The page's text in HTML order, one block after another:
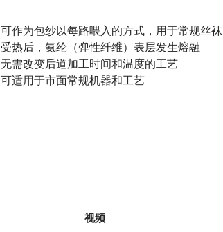
可作为包纱以每路喂入的方式，用于常规丝袜
受热后，氨纶（弹性纤维）表层发生熔融
无需改变后道加工时间和温度的工艺
可适用于市面常规机器和工艺
视频